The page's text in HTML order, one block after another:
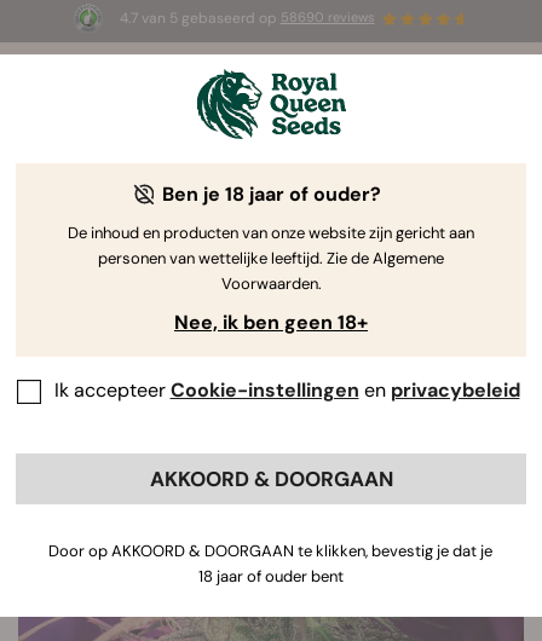
4.7 van 5 gebaseerd op 58690 reviews
3 White Widow Auto zaadjesGRATIS voor de
The RQS Blog
Cannabis Lifestyle Blogs
Ben je 18 jaar of ouder?
De inhoud en producten van onze website zijn gericht aan
personen van wettelijke leeftijd. Zie de Algemene
Voorwaarden.
Nee, ik ben geen 18+
Ik accepteerCookie-instellingen en privacybeleid
AKKOORD & DOORGAAN
Door op AKKOORD & DOORGAAN te klikken, bevestig je dat je
18 jaar of ouder bent